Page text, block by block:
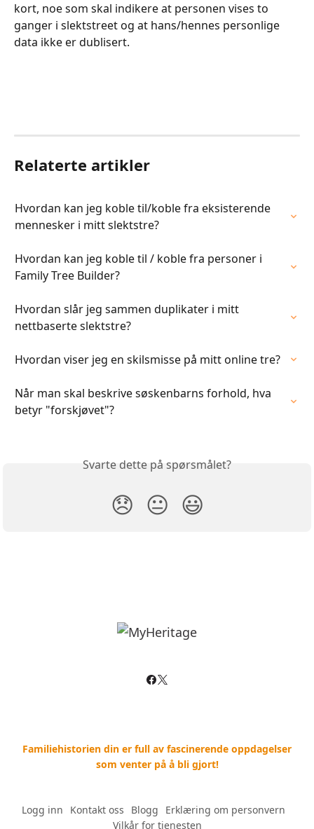
kort, noe som skal indikere at personen vises to
ganger i slektstreet og at hans/hennes personlige
data ikke er dublisert.
Relaterte artikler
Hvordan kan jeg koble til/koble fra eksisterende
mennesker i mitt slektstre?
Hvordan kan jeg koble til / koble fra personer i
Family Tree Builder?
Hvordan slår jeg sammen duplikater i mitt
nettbaserte slektstre?
Hvordan viser jeg en skilsmisse på mitt online tre?
Når man skal beskrive søskenbarns forhold, hva
betyr "forskjøvet"?
Svarte dette på spørsmålet?
😞 😐 😃
Familiehistorien din er full av fascinerende oppdagelser
som venter på å bli gjort!
Logg inn Kontakt oss Blogg Erklæring om personvern
Vilkår for tjenesten